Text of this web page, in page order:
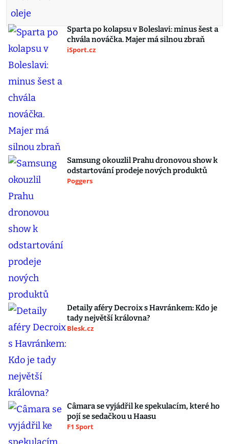
Sparta po kolapsu v Boleslavi: minus šest a
chvála nováčka. Majer má silnou zbraň
iSport.cz
Samsung okouzlil Prahu dronovou show k
odstartování prodeje nových produktů
Poggers
Detaily aféry Decroix s Havránkem: Kdo je
tady největší královna?
Blesk.cz
Câmara se vyjádřil ke spekulacím, které ho
pojí se sedačkou u Haasu
F1 Sport